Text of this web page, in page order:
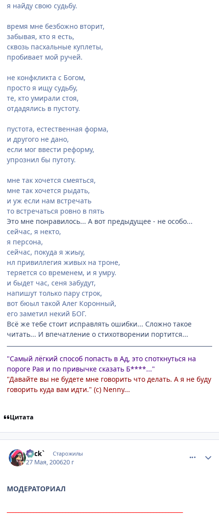
я найду свою судьбу.
время мне безбожно вторит,
забывая, кто я есть,
сквозь пасхальные куплеты,
пробивает мой ручей.
не конфкликта с Богом,
просто я ищу судьбу,
те, кто умирали стоя,
отдадялись в пустоту.
пустота, естественная форма,
и другого не дано,
если мог ввести реформу,
упрознил бы путоту.
мне так хочется смеяться,
мне так хочется рыдать,
и уж если нам встречать
то встречаться ровно в пять
Это мне понравилось... А вот предыдущее - не особо...
сейчас, я некто,
я персона,
сейчас, покуда я жиыу,
нл привиллегия живых на троне,
теряется со временем, и я умру.
и быдет час, сеня забудут,
напишут только пару строк,
вот бюыл такой Алег Коронный,
его заметил некий БОГ.
Всё же тебе стоит исправлять ошибки... Сложно такое
читать... И впечатление о стихотворении портится...
"Самый лёгкий способ попасть в Ад, это споткнуться на
пороге Рая и по привычке сказать Б****..."
"Давайте вы не будете мне говорить что делать. А я не буду
говорить куда вам идти." (с) Nenny...
Цитата
Beck` Старожилы
27 Мая, 200620 г
МОДЕРАТОРИАЛ